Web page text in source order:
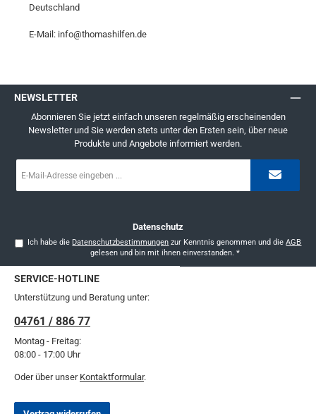
Deutschland
E-Mail: info@thomashilfen.de
NEWSLETTER
Abonnieren Sie jetzt einfach unseren regelmäßig erscheinenden
Newsletter und Sie werden stets unter den Ersten sein, über neue
Produkte und Angebote informiert werden.
Mail-
Datenschutz
Ich habe die Datenschutzbestimmungen zur Kenntnis genommen und dieAGB
gelesen und bin mit ihnen einverstanden. *
SERVICE-HOTLINE
Unterstützung und Beratung unter:
04761 / 886 77
Montag - Freitag:
08:00 - 17:00 Uhr
Oder über unser Kontaktformular.